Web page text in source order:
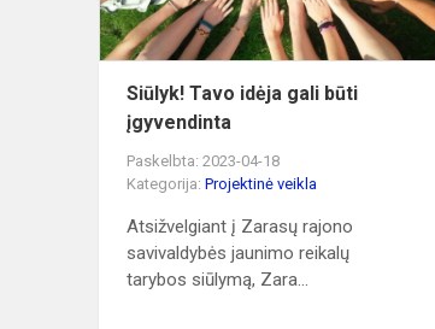
Siūlyk! Tavo idėja gali būti
įgyvendinta
Paskelbta: 2023-04-18
Kategorija: Projektinė veikla
Atsižvelgiant į Zarasų rajono
savivaldybės jaunimo reikalų
tarybos siūlymą, Zara...